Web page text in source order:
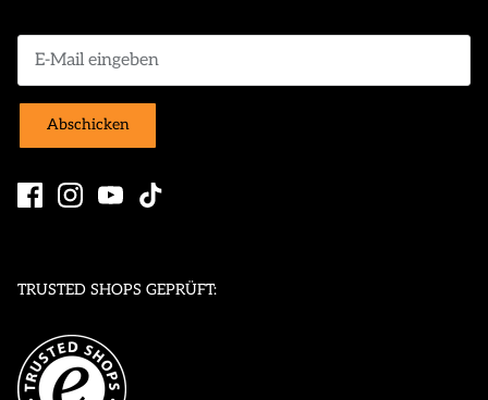
Abschicken
TRUSTED SHOPS GEPRÜFT: